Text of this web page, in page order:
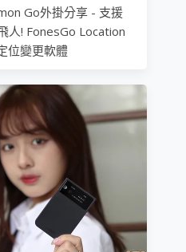
Go外掛分享 - 支援
人! FonesGo Location
位變更軟體